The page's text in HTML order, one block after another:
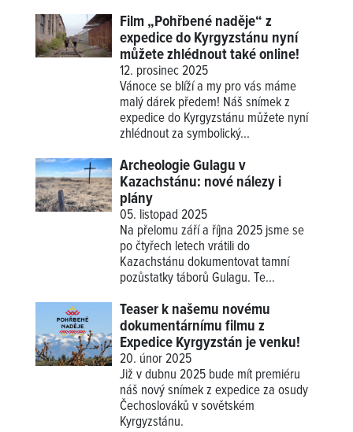
Film „Pohřbené naděje“ z
expedice do Kyrgyzstánu nyní
můžete zhlédnout také online!
12. prosinec 2025
Vánoce se blíží a my pro vás máme
malý dárek předem! Náš snímek z
expedice do Kyrgyzstánu můžete nyní
zhlédnout za symbolický...
Archeologie Gulagu v
Kazachstánu: nové nálezy i
plány
05. listopad 2025
Na přelomu září a října 2025 jsme se
po čtyřech letech vrátili do
Kazachstánu dokumentovat tamní
pozůstatky táborů Gulagu. Te...
Teaser k našemu novému
dokumentárnímu filmu z
Expedice Kyrgyzstán je venku!
20. únor 2025
Již v dubnu 2025 bude mít premiéru
náš nový snímek z expedice za osudy
Čechoslováků v sovětském
Kyrgyzstánu.